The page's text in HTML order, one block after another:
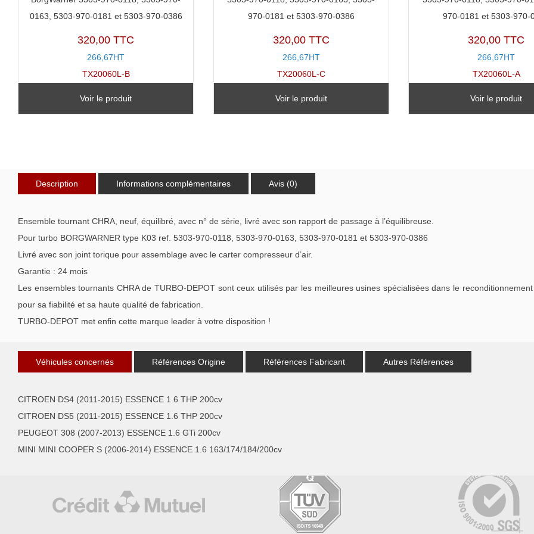
0163, 5303-970-0181 et 5303-970-0386
320,00 TTC
266,67HT
TX20060L-B
Voir le produit
970-0181 et 5303-970-0386
320,00 TTC
266,67HT
TX20060L-C
Voir le produit
970-0181 et 5303-970-
320,00 TTC
266,67HT
TX20060L-A
Voir le produit
Description Informations complémentaires Avis (0)
Ensemble tournant CHRA, neuf, équilibré, avec n° de série, livré avec son rapport de passage à l’équilibreuse.
Pour turbo BORGWARNER type K03 ref. 5303-970-0118, 5303-970-0163, 5303-970-0181 et 5303-970-0386
Livré avec son joint torique pour assemblage avec le carter compresseur d’air.
Garantie : 24 mois
Les ensembles tournants CHRA de TURBO-DEPOT sont ceux utilisés par les meilleures usines spécialisées dans le
pour sa fiabilité et sa haute qualité de fabrication.
TURBO-DEPOT met enfin cette marque leader à votre disposition !
Véhicules concernés Références Origine Références Fabricant Autres Références
CITROEN DS4 (2011-2015) ESSENCE 1.6 THP 200cv
CITROEN DS5 (2011-2015) ESSENCE 1.6 THP 200cv
PEUGEOT 308 (2007-2013) ESSENCE 1.6 GTi 200cv
MINI MINI COOPER S (2006-2014) ESSENCE 1.6 163/174/184/200cv